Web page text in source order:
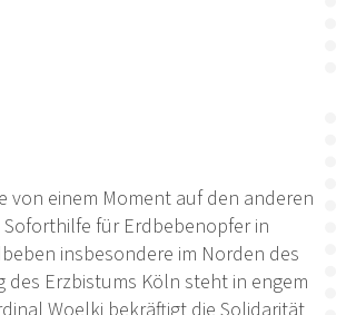
von einem Moment auf den anderen
für Erdbebenopfer in
insbesondere im Norden des
des Erzbistums Köln steht in engem